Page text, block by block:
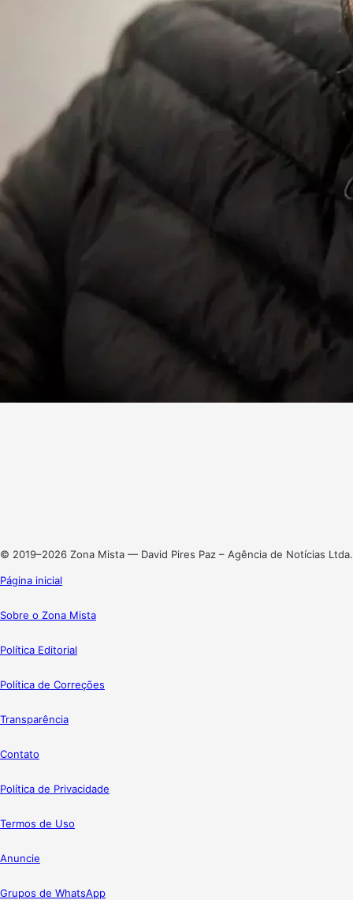
© 2019–2026 Zona Mista — David Pires Paz – Agência de Notícias Ltda.
Página inicial
Sobre o Zona Mista
Política Editorial
Política de Correções
Transparência
Contato
Política de Privacidade
Termos de Uso
Anuncie
Grupos de WhatsApp